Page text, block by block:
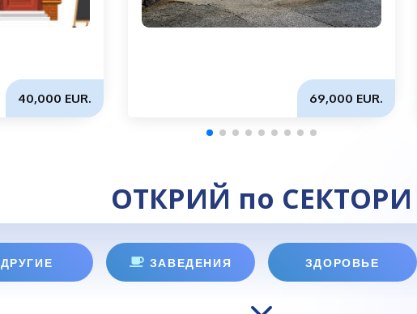
40,000 EUR. 69,000 EUR.
ОТКРИЙ по СЕКТОРИ
ДРУГИЕ ЗАВЕДЕНИЯ ЗДОРОВЬЕ